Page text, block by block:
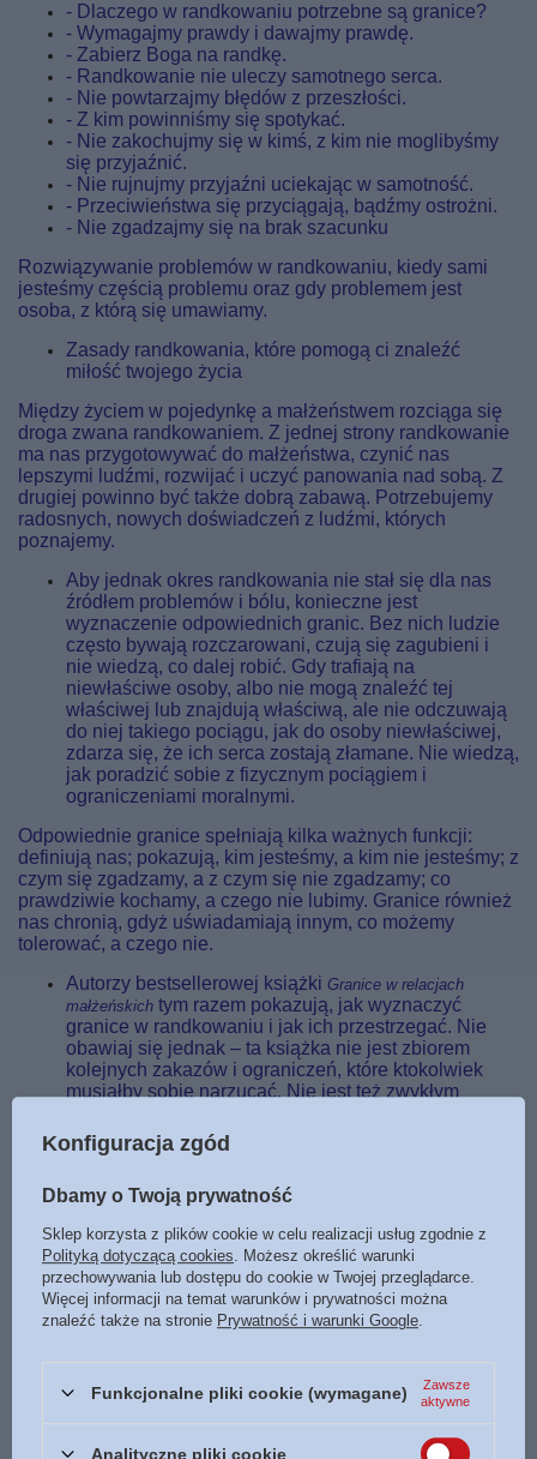
- Dlaczego w randkowaniu potrzebne są granice?
- Wymagajmy prawdy i dawajmy prawdę.
- Zabierz Boga na randkę.
- Randkowanie nie uleczy samotnego serca.
- Nie powtarzajmy błędów z przeszłości.
- Z kim powinniśmy się spotykać.
- Nie zakochujmy się w kimś, z kim nie moglibyśmy
się przyjaźnić.
- Nie rujnujmy przyjaźni uciekając w samotność.
- Przeciwieństwa się przyciągają, bądźmy ostrożni.
- Nie zgadzajmy się na brak szacunku
Rozwiązywanie problemów w randkowaniu, kiedy sami
jesteśmy częścią problemu oraz gdy problemem jest
osoba, z którą się umawiamy.
Zasady randkowania, które pomogą ci znaleźć
miłość twojego życia
Między życiem w pojedynkę a małżeństwem rozciąga się
droga zwana randkowaniem. Z jednej strony randkowanie
ma nas przygotowywać do małżeństwa, czynić nas
lepszymi ludźmi, rozwijać i uczyć panowania nad sobą. Z
drugiej powinno być także dobrą zabawą. Potrzebujemy
radosnych, nowych doświadczeń z ludźmi, których
poznajemy.
Aby jednak okres randkowania nie stał się dla nas
źródłem problemów i bólu, konieczne jest
wyznaczenie odpowiednich granic. Bez nich ludzie
często bywają rozczarowani, czują się zagubieni i
nie wiedzą, co dalej robić. Gdy trafiają na
niewłaściwe osoby, albo nie mogą znaleźć tej
właściwej lub znajdują właściwą, ale nie odczuwają
do niej takiego pociągu, jak do osoby niewłaściwej,
zdarza się, że ich serca zostają złamane. Nie wiedzą,
jak poradzić sobie z fizycznym pociągiem i
ograniczeniami moralnymi.
Odpowiednie granice spełniają kilka ważnych funkcji:
definiują nas; pokazują, kim jesteśmy, a kim nie jesteśmy; z
czym się zgadzamy, a z czym się nie zgadzamy; co
prawdziwie kochamy, a czego nie lubimy. Granice również
nas chronią, gdyż uświadamiają innym, co możemy
tolerować, a czego nie.
Autorzy bestsellerowej książki Granice w relacjach
małżeńskich tym razem pokazują, jak wyznaczyć
granice w randkowaniu i jak ich przestrzegać. Nie
obawiaj się jednak – ta książka nie jest zbiorem
kolejnych zakazów i ograniczeń, które ktokolwiek
musiałby sobie narzucać. Nie jest też zwykłym
swojego życia. To bardzo mądra pozycja, która
pomoże osobom wolnym właściwie pokierować
randkowanie stanie się pięknym okresem ich życia i
przyszłości pozwolą im zbudować satysfakcjonujący
i głęboki związek małżeński.
Konfiguracja zgód
Dbamy o Twoją prywatność
Sklep korzysta z plików cookie w celu realizacji usług zgodnie z
Polityką dotyczącą cookies . Możesz określić warunki
przechowywania lub dostępu do cookie w Twojej przeglądarce.
Więcej informacji na temat warunków i prywatności można
znaleźć także na stronie Prywatność i warunki Google
Funkcjonalne pliki cookie (wymagane)
Zawsze
aktywne
Analityczne pliki cookie